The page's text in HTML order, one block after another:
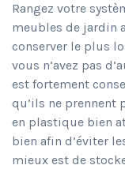
Rangez votre
meubles de jardin
conserver le plus
vous n’avez pas
est fortement
qu’ils ne prennent
en plastique bien
bien afin d’éviter
mieux est de